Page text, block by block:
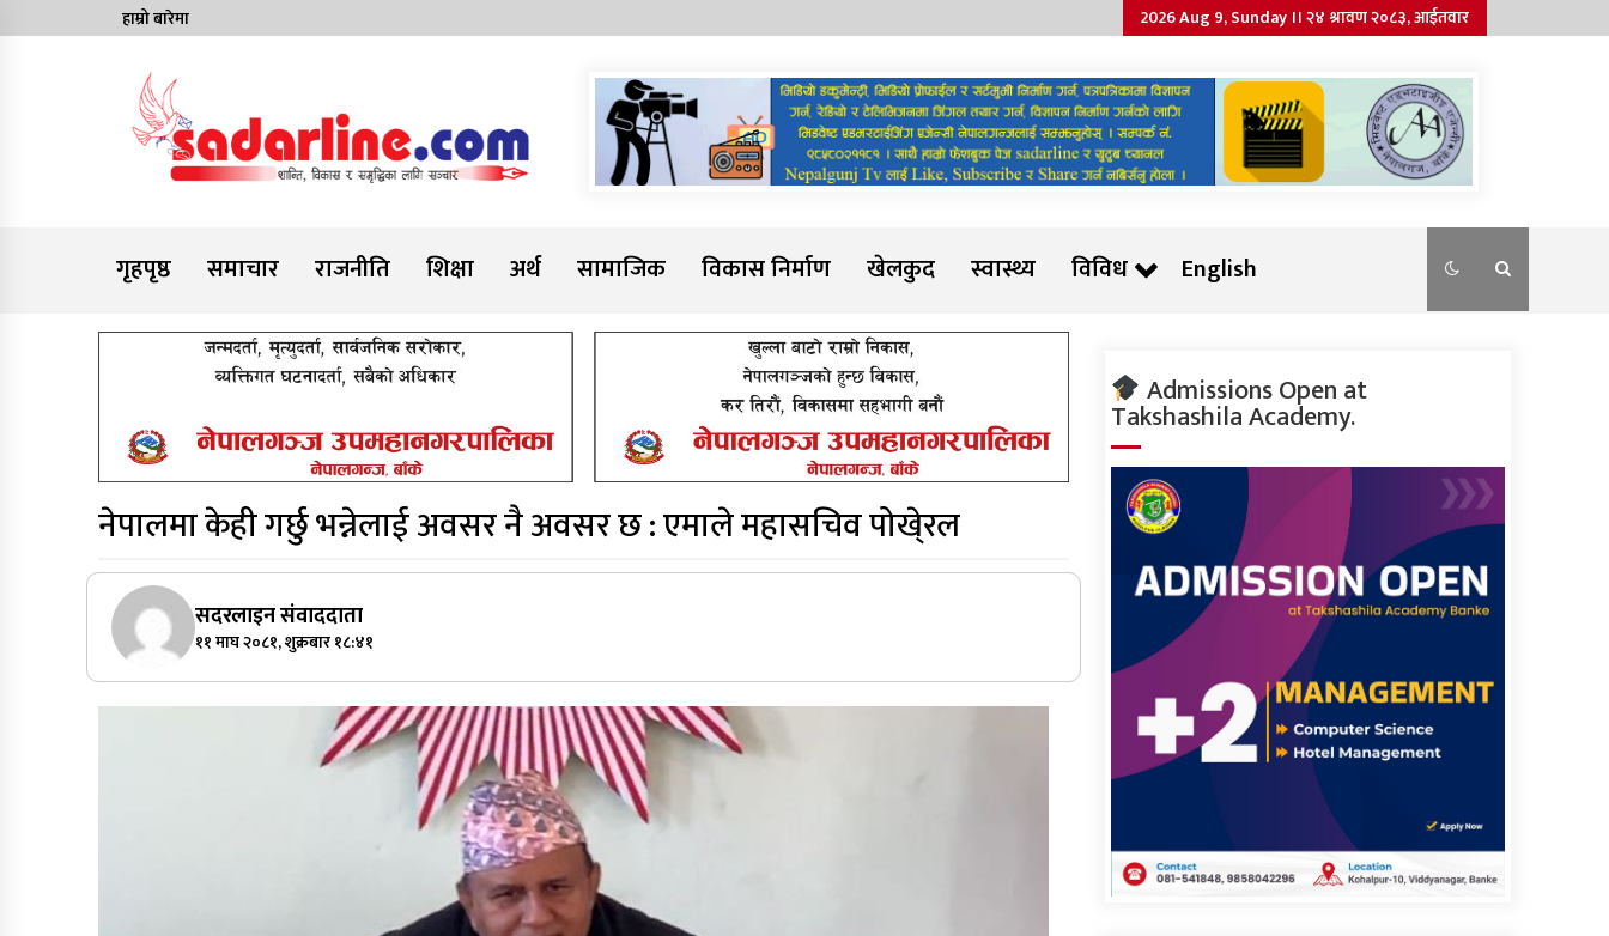
to
हाम्रो बारेमा 2026 Aug 9, Sunday ।। २४ श्रावण २०८३, आईतवार
Sadarline
गृहपृष्ठ
समाचार राजनीति शिक्षा अर्थ सामाजिक विकास निर्माण खेलकुद स्वास्थ्य विविध English
नेपालमा केही गर्छु भन्नेलाई अवसर नै अवसर छ : एमाले महासचिव पोखे्रल
सदरलाइन संवाददाता
११ माघ २०८१, शुक्रबार १८:४१
Admissions Open at
Takshashila Academy.